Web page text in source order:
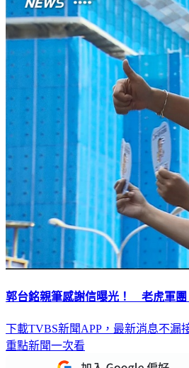
郭台銘親筆感謝信曝光！ 老虎軍團
下載TVBS新聞APP，最新消息不漏
重點新聞一次看